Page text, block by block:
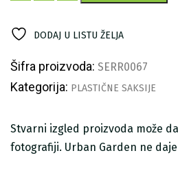
DODAJ U LISTU ŽELJA
Šifra proizvoda: SERR0067
Kategorija: PLASTIČNE SAKSIJE
Stvarni izgled proizvoda može
fotografiji. Urban Garden ne